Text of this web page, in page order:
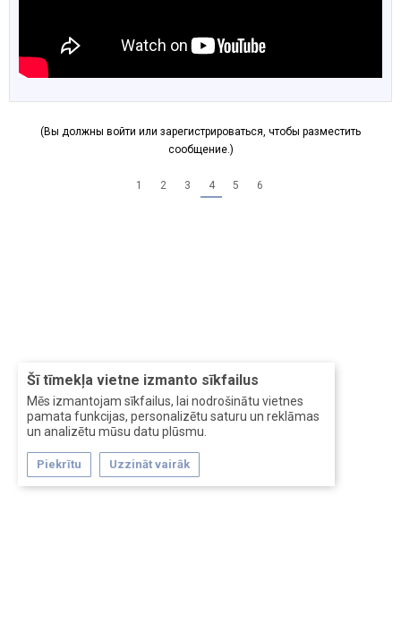
Šī tīmekļa vietne izmanto sīkfailus
Mēs izmantojam sīkfailus, lai nodrošinātu vietnes
pamata funkcijas, personalizētu saturu un reklāmas
un analizētu mūsu datu plūsmu.
Piekrītu Uzzināt vairāk
(Вы должны войти или зарегистрироваться, чтобы разместить
сообщение.)
1 2 3 4 5 6